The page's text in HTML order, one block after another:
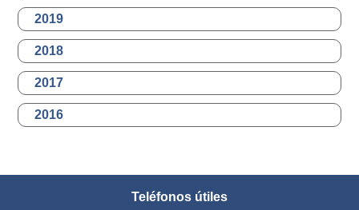
2019
2018
2017
2016
Teléfonos útiles